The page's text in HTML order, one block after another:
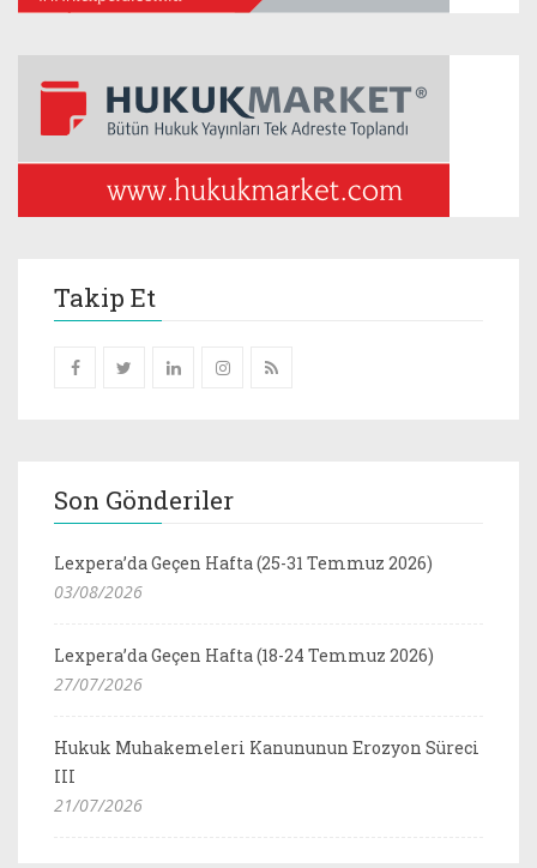
Takip Et
Son Gönderiler
Lexpera’da Geçen Hafta (25-31 Temmuz 2026)
03/08/2026
Lexpera’da Geçen Hafta (18-24 Temmuz 2026)
27/07/2026
Hukuk Muhakemeleri Kanununun Erozyon Süreci
III
21/07/2026